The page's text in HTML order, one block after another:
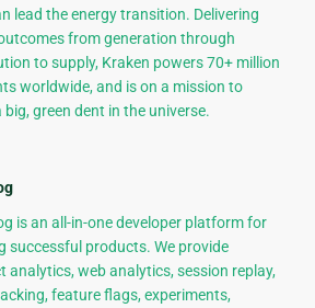
lead the energy transition. Delivering
from generation through
to supply, Kraken powers 70+ million
worldwide, and is on a mission to
big, green dent in the universe.
is an all-in-one developer platform for
successful products. We provide
analytics, web analytics, session replay,
feature flags, experiments,